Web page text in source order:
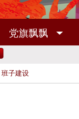
党旗飘飘
班子建设